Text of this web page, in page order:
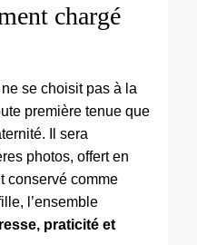
chargé
se choisit pas à la
première tenue que
Il sera
photos, offert en
conservé comme
l’ensemble
praticité et